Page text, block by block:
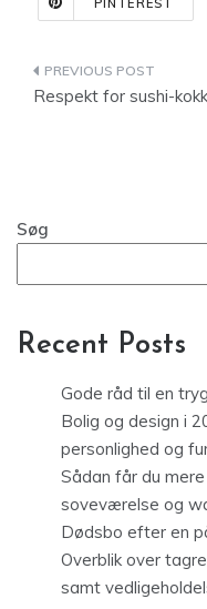
PINTEREST
Respekt for sushi-
Søg
Recent Posts
Gode råd til en
Bolig og design i
personlighed og
Sådan får du
soveværelse og
Dødsbo efter en
Overblik over
samt